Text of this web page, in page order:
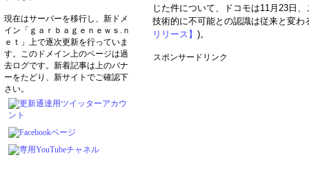
じた件について、ドコモは11月23日
技術的に不可能との認識は従来と変
リリース】 )。
スポンサードリンク
現在はサーバーを移行し、新ドメ
イン「ｇａｒｂａｇｅｎｅｗｓ.ｎ
ｅｔ」上で逐次更新を行っていま
す。このドメイン上のページは過
去ログです。新着記事は上のバナ
ーをたどり、新サイトでご確認下
さい。